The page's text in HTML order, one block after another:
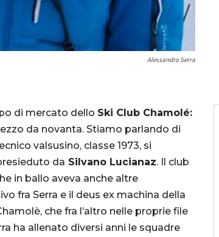
Alessandro Serra
di mercato dello Ski Club Chamolé:
da novanta. Stiamo parlando di
valsusino, classe 1973, si
da Silvano Lucianaz. Il club
in ballo aveva anche altre
fra Serra e il deus ex machina della
che fra l’altro nelle proprie file
ha allenato diversi anni le squadre